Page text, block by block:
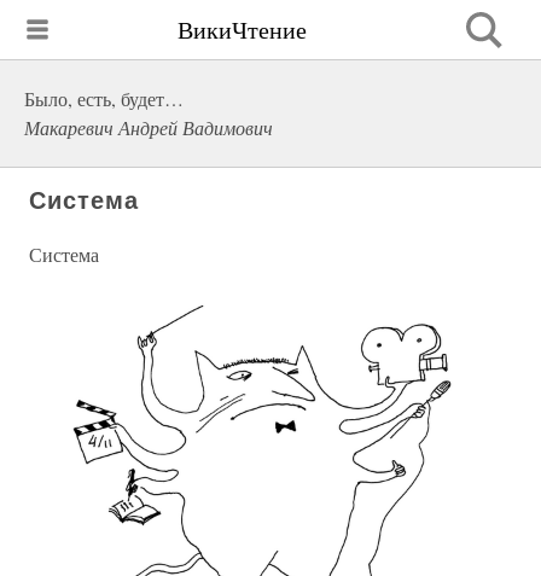
ВикиЧтение
Было, есть, будет…
Макаревич Андрей Вадимович
Система
Система